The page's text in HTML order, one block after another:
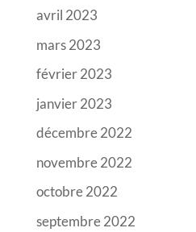
avril 2023
mars 2023
février 2023
janvier 2023
décembre 2022
novembre 2022
octobre 2022
septembre 2022